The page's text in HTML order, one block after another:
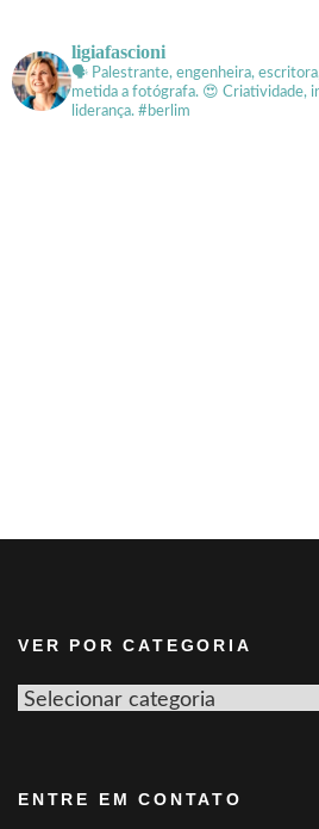
ligiafascioni
🗣 Palestrante, engenheira,
metida a fotógrafa. 😍 Criatividade,
liderança. #berlim
VER POR CATEGORIA
Ver
ENTRE EM CONTATO